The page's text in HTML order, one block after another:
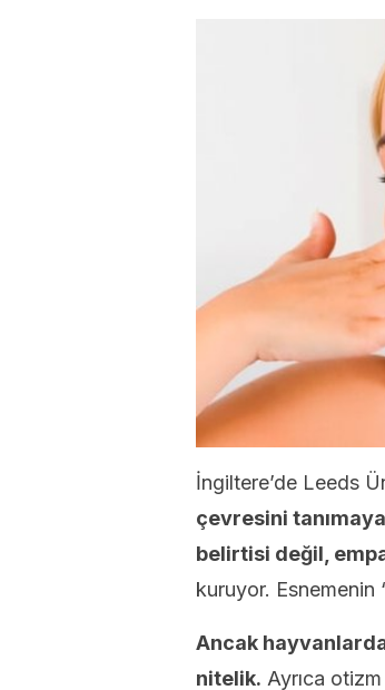
İngiltere’de Leeds
çevresini tanımaya
belirtisi değil,
kuruyor. Esnemenin
Ancak
nitelik. Ayrıca